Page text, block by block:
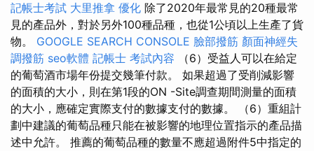
記帳士考試 大里推拿 優化 除了2020年最常見的20種最常
見的產品外，對於另外100種品種，也從1公頃以上生產了貨
物。 GOOGLE SEARCH CONSOLE 臉部撥筋 顏面神經失
調撥筋 seo軟體 記帳士 考試內容 （6）受益人可以在給定
的葡萄酒市場年份提交幾筆付款。 如果超過了受削減影響
的面積的大小，則在第1段的ON -Site調查期間測量的面積
的大小，應確定實際支付的數據支付的數據。 （6）重組計
劃中建議的葡萄品種只能在被影響的地理位置指示的產品描
述中允許。 推薦的葡萄品種的數量不應超過附件5中指定的